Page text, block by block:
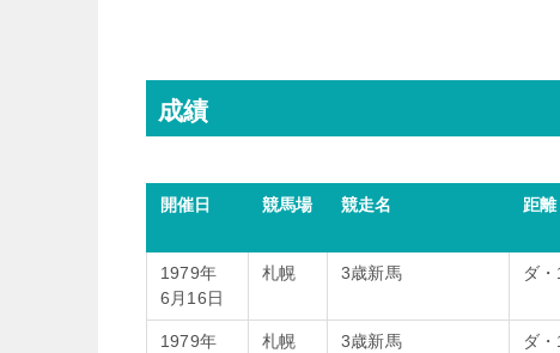
成績
開催日 競馬場 競走名 距離
1979年
6月16日
札幌 3歳新馬 ダ
1979年
札幌 3歳新馬 ダ